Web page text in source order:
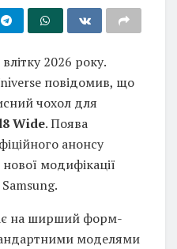
2026 року.
повідомив, що
чохол для
Wide. Поява
анонсу
модифікації
на ширший форм-
моделями